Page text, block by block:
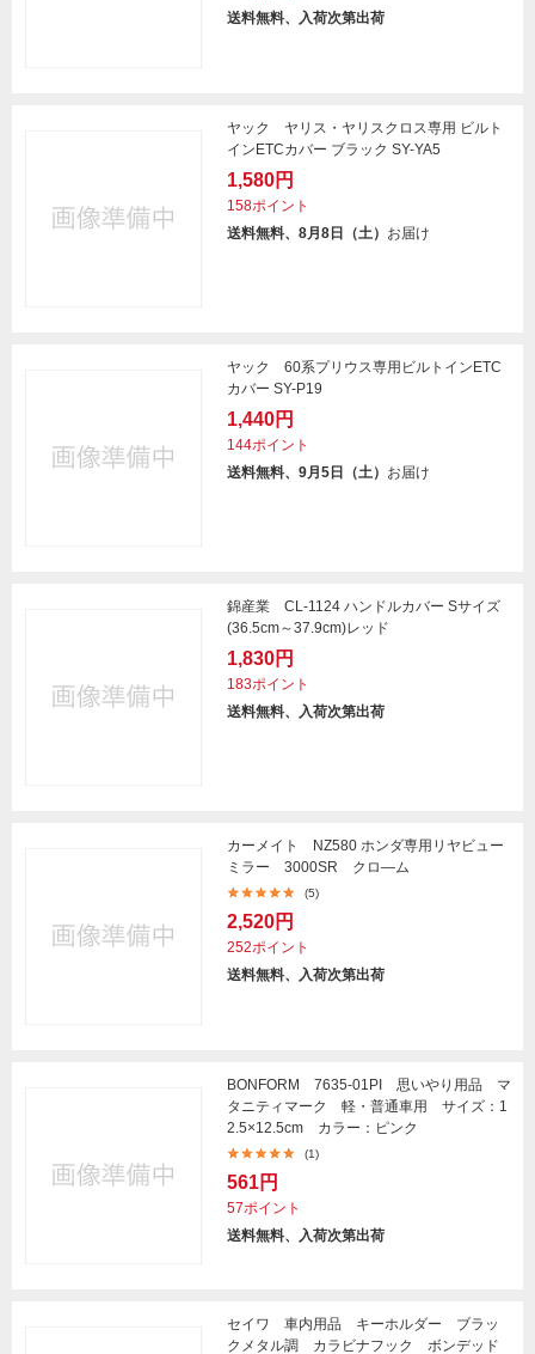
送料無料、入荷次第出荷
ヤック ヤリス・ヤリスクロス専用 ビルト
インETCカバー ブラック SY-YA5
1,580円
158ポイント
送料無料、8月8日（土） お届け
ヤック 60系プリウス専用ビルトインETC
カバー SY-P19
1,440円
144ポイント
送料無料、9月5日（土） お届け
錦産業 CL-1124 ハンドルカバー Sサイズ
(36.5cm～37.9cm)レッド
1,830円
183ポイント
送料無料、入荷次第出荷
カーメイト NZ580 ホンダ専用リヤビュー
ミラー 3000SR クロ―ム
(5)
2,520円
252ポイント
送料無料、入荷次第出荷
BONFORM 7635-01PI 思いやり用品 マ
タニティマーク 軽・普通車用 サイズ：1
2.5×12.5cm カラー：ピンク
(1)
561円
57ポイント
送料無料、入荷次第出荷
セイワ 車内用品 キーホルダー ブラッ
クメタル調 カラビナフック ボンデッド